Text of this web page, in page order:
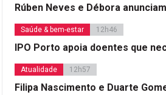
Rúben Neves e Débora
Saúde & bem-estar 12h46
IPO Porto apoia doentes que
Atualidade 12h57
Filipa Nascimento e Duarte